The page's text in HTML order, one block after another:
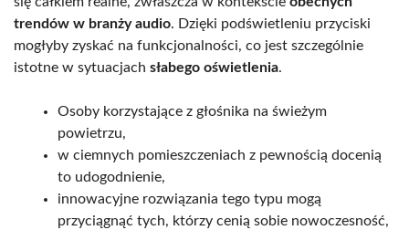
trendów w branży audio. Dzięki podświetleniu przyciski
mogłyby zyskać na funkcjonalności, co jest szczególnie
istotne w sytuacjach słabego oświetlenia.
Osoby korzystające z głośnika na świeżym
powietrzu,
w ciemnych pomieszczeniach z pewnością docenią
to udogodnienie,
innowacyjne rozwiązania tego typu mogą
przyciągnąć tych, którzy cenią sobie nowoczesność,